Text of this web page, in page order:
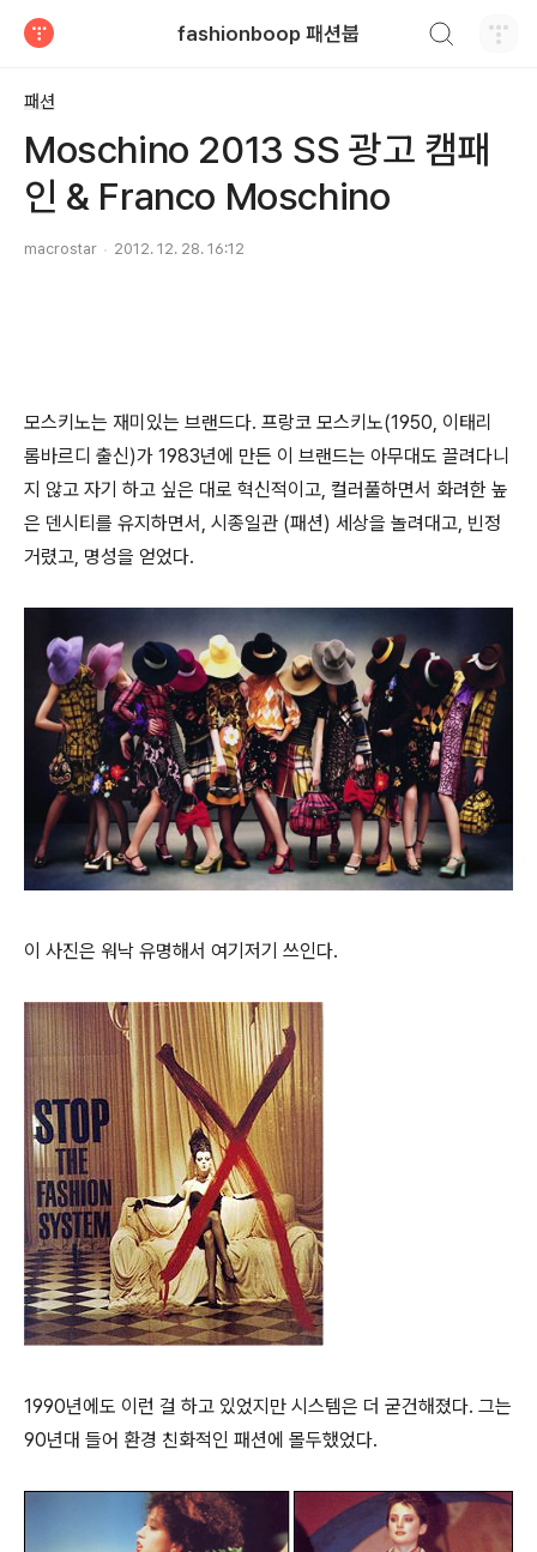
fashionboop 패션붑
패션
Moschino 2013 SS 광고 캠패
인 & Franco Moschino
macrostar 2012. 12. 28. 16:12
모스키노는 재미있는 브랜드다. 프랑코 모스키노(1950, 이태리
롬바르디 출신)가 1983년에 만든 이 브랜드는 아무대도 끌려다니
지 않고 자기 하고 싶은 대로 혁신적이고, 컬러풀하면서 화려한 높
은 덴시티를 유지하면서, 시종일관 (패션) 세상을 놀려대고, 빈정
거렸고, 명성을 얻었다.
이 사진은 워낙 유명해서 여기저기 쓰인다.
1990년에도 이런 걸 하고 있었지만 시스템은 더 굳건해졌다. 그는
90년대 들어 환경 친화적인 패션에 몰두했었다.